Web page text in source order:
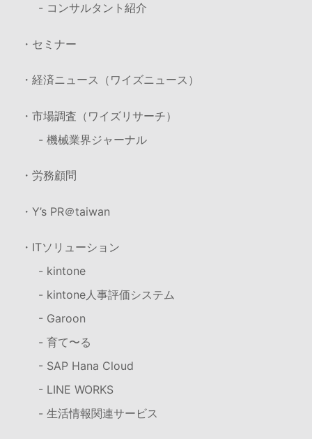
- コンサルタント紹介
・セミナー
・経済ニュース（ワイズニュース）
・市場調査（ワイズリサーチ）
- 機械業界ジャーナル
・労務顧問
・Y’s PR＠taiwan
・ITソリューション
- kintone
- kintone人事評価システム
- Garoon
- 育て〜る
- SAP Hana Cloud
- LINE WORKS
- 生活情報関連サービス